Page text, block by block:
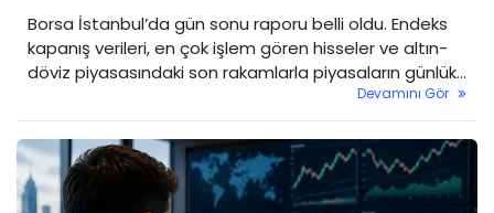
Borsa İstanbul’da gün sonu raporu belli oldu. Endeks
kapanış verileri, en çok işlem gören hisseler ve altın-
döviz piyasasındaki son rakamlarla piyasaların günlük
Devamını Gör